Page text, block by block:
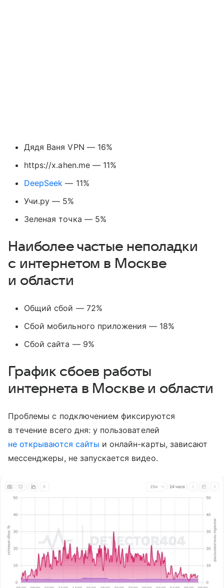
Дядя Ваня VPN — 16%
https://x.ahen.me — 11%
DeepSeek — 11%
Учи.ру — 5%
Зеленая точка — 5%
Наиболее частые неполадки
с интернетом в Москве
и области
Общий сбой — 72%
Сбой мобильного приложения — 18%
Сбой сайта — 9%
График сбоев работы
интернета в Москве и области
Проблемы с подключением фиксируются
в течение всего дня: у пользователей
не открываются сайты и онлайн-карты, зависают
мессенджеры, не запускается видео.